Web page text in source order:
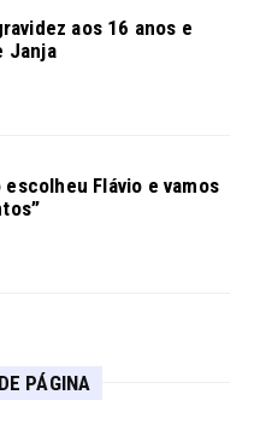
aos 16 anos e
Janja
escolheu Flávio e vamos
PÁGINA